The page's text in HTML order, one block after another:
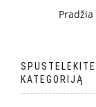
Pradžia
KATEGORIJĄ